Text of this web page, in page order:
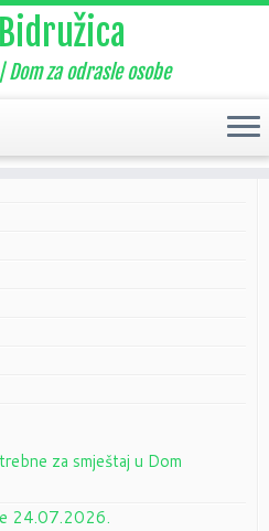
za odrasle osobe
za smještaj u Dom
24.07.2026.